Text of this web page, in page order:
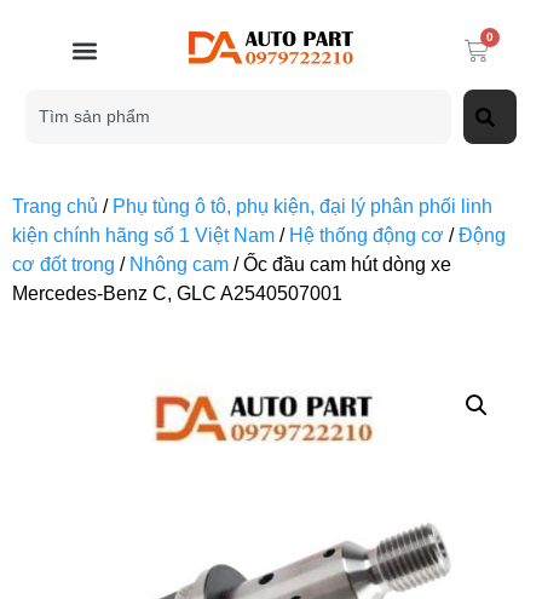
0
Trang chủ / Phụ tùng ô tô, phụ kiện, đại lý phân phối linh
kiện chính hãng số 1 Việt Nam / Hệ thống động cơ /Động
cơ đốt trong / Nhông cam / Ốc đầu cam hút dòng xe
Mercedes-Benz C, GLC A2540507001